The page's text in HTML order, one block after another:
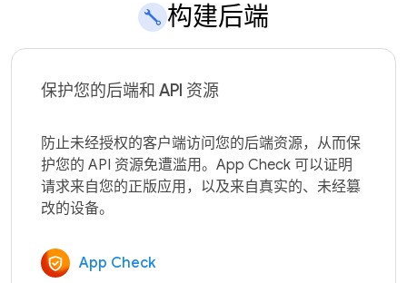
构建后端
保护您的后端和 API 资源
防止未经授权的客户端访问您的后端资源，从而保
护您的 API 资源免遭滥用。App Check 可以证明
请求来自您的正版应用，以及来自真实的、未经篡
App Check